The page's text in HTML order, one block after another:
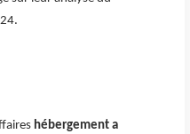
hébergement a